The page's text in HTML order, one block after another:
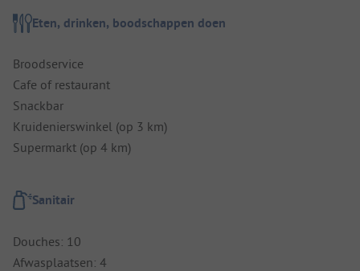
Eten, drinken, boodschappen doen
Broodservice
Cafe of restaurant
Snackbar
Kruidenierswinkel (op 3 km)
Supermarkt (op 4 km)
Sanitair
Douches: 10
Afwasplaatsen: 4